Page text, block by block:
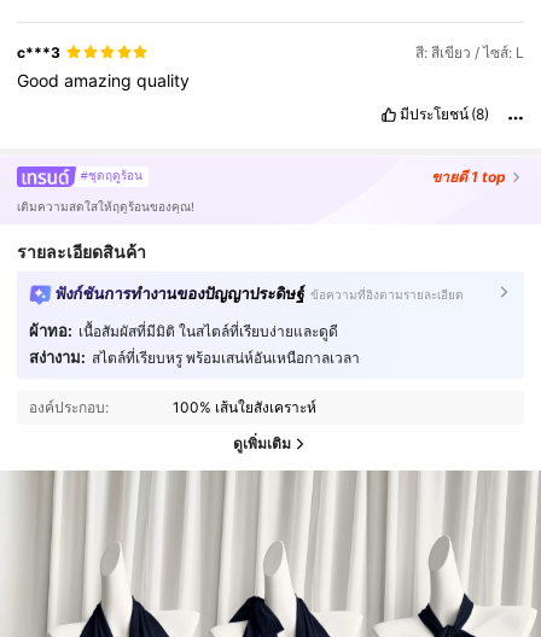
c***3 สี: สีเขียว / ไซส์: L
Goodamazingquality
มีประโยชน์ (8)
#ชุดฤดูร้อน ขายดี1 top
เติมความสดใสให้ฤดูร้อนของคุณ!
รายละเอียดสินค้า
ฟังก์ชันการทำงานของปัญญาประดิษฐ์ ข้อความที่อิงตามรายละเอียด
ผ้าทอ: เนื้อสัมผัสที่มีมิติ ในสไตล์ที่เรียบง่ายและดูดี
สง่างาม: สไตล์ที่เรียบหรู พร้อมเสน่ห์อันเหนือกาลเวลา
องค์ประกอบ: 100% เส้นใยสังเคราะห์
ดูเพิ่มเติม